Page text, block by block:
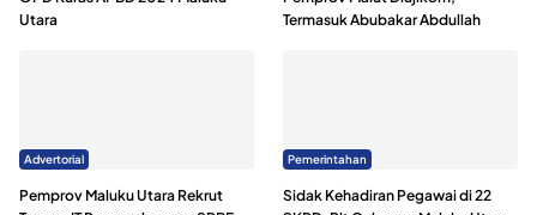
Utara
Termasuk Abubakar Abdullah
Advertorial
Pemprov Maluku Utara Rekrut
Pemerintahan
Sidak Kehadiran Pegawai di 22